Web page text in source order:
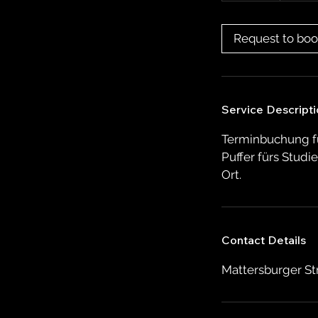
i
n
Request to
Service
Terminbuchung
Puffer fürs
Ort.
Contact Details
Mattersburger